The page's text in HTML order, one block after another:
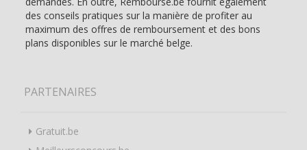
des conseils pratiques sur la manière de profiter au
maximum des offres de remboursement et des bons
plans disponibles sur le marché belge.
PARTENAIRES
Gratuit.be